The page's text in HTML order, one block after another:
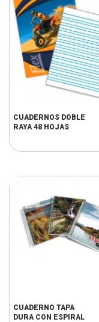
CUADERNOS DOBLE
RAYA 48 HOJAS
CUADERNO TAPA
DURA CON ESPIRAL